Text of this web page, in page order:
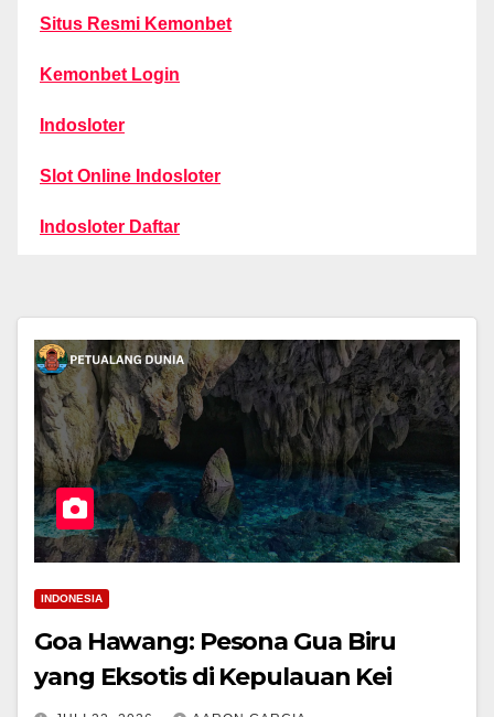
Situs Resmi Kemonbet
Kemonbet Login
Indosloter
Slot Online Indosloter
Indosloter Daftar
INDONESIA
Goa Hawang: Pesona Gua Biru
yang Eksotis di Kepulauan Kei